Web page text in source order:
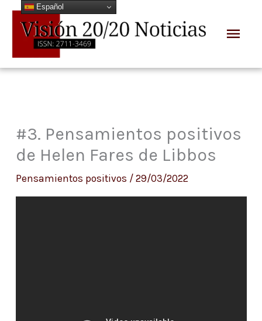
contenido
#3. Pensamientos positivos
de Helen Fares de Libbos
Pensamientos positivos / 29/03/2022
Español